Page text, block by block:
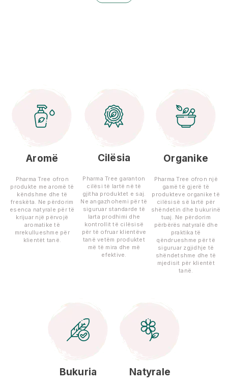
Aromë
Pharma Tree ofron
produkte me aromë të
këndshme dhe të
freskëta. Ne përdorim
esenca natyrale për të
krijuar një përvojë
aromatike të
mrekullueshme për
klientët tanë.
Cilësia
Pharma Tree garanton
cilësi të lartë në të
gjitha produktet e saj.
Ne angazhohemi për të
siguruar standarde të
larta prodhimi dhe
kontrollit të cilësisë
për të ofruar klientëve
tanë vetëm produktet
më të mira dhe më
efektive.
Organike
Pharma Tree ofron një
gamë të gjerë të
produkteve organike të
cilësisë së lartë për
shëndetin dhe bukurinë
tuaj. Ne përdorim
përbërës natyralë dhe
praktika të
qëndrueshme për të
siguruar zgjidhje të
shëndetshme dhe të
mjedisit për klientët
tanë.
Bukuria Natyrale